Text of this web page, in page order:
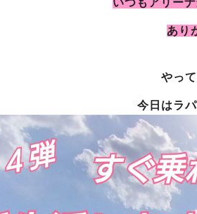
いつもアリー
あり
やっ
今日はラ